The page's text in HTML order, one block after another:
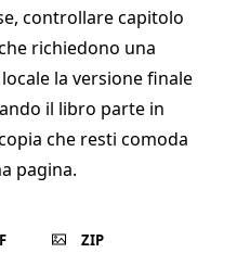
controllare capitolo
richiedono una
la versione finale
il libro parte in
che resti comoda
pagina.
ZIP